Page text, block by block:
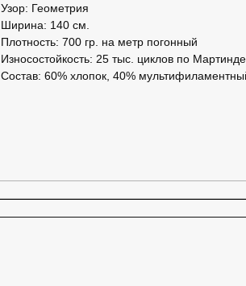
Узор: Геометрия
Ширина: 140 см.
Плотность: 700 гр. на метр погонный
Износостойкость: 25 тыс. циклов по
Состав: 60% хлопок, 40%